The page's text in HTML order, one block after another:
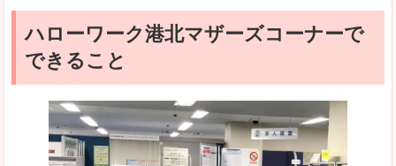
ハローワーク港北マザーズコーナーで
できること